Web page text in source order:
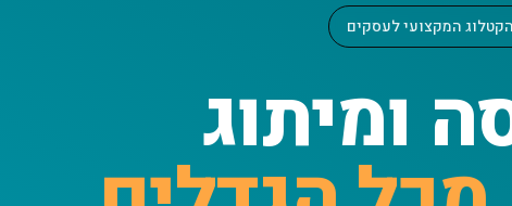
הקטלוג המקצועי לעסקים
ומיתוג